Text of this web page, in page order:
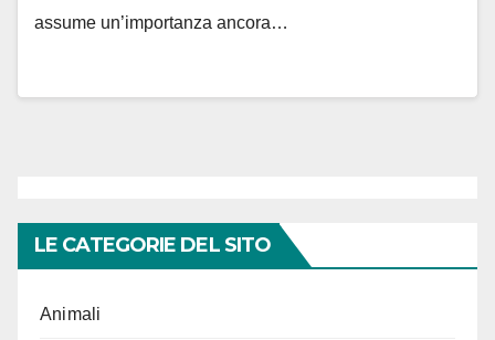
assume un’importanza ancora…
LE CATEGORIE DEL SITO
Animali